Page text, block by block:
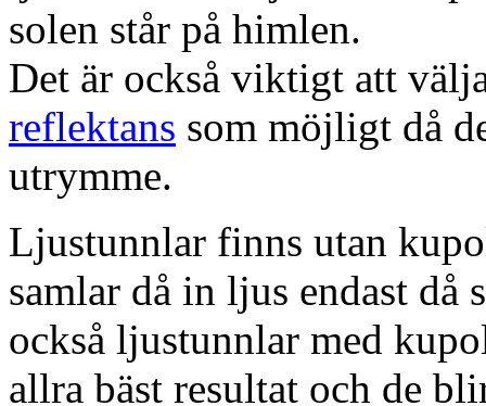
solen står på himlen.
Det är också viktigt att
reflektans som möjligt då
utrymme.
Ljustunnlar finns utan
samlar då in ljus endast då
också ljustunnlar med
allra bäst resultat och de